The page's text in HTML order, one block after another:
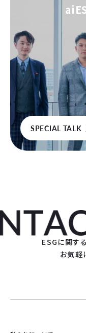
SPECIAL TALK
ESGに関す
お気軽